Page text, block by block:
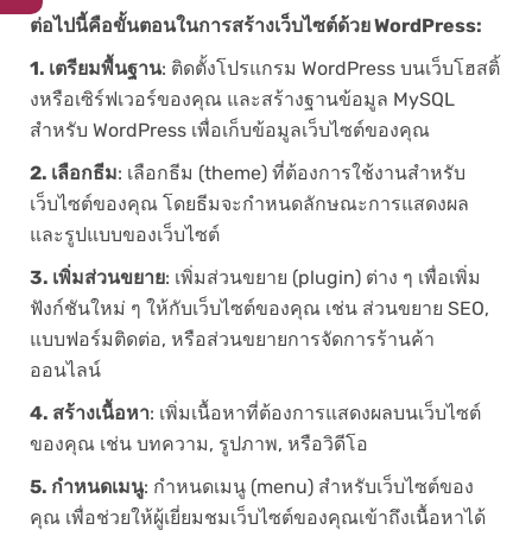
ต่อไปนี้คือขั้นตอนในการสร้างเว็บไซต์ด้วย WordPress:
1. เตรียมพื้นฐาน: ติดตั้งโปรแกรม WordPress บนเว็บโฮสติ้
งหรือเซิร์ฟเวอร์ของคุณ และสร้างฐานข้อมูล MySQL
สำหรับ WordPress เพื่อเก็บข้อมูลเว็บไซต์ของคุณ
2. เลือกธีม: เลือกธีม (theme) ที่ต้องการใช้งานสำหรับ
เว็บไซต์ของคุณ โดยธีมจะกำหนดลักษณะการแสดงผล
และรูปแบบของเว็บไซต์
3. เพิ่มส่วนขยาย: เพิ่มส่วนขยาย (plugin) ต่าง ๆ เพื่อเพิ่ม
ฟังก์ชันใหม่ ๆ ให้กับเว็บไซต์ของคุณ เช่น ส่วนขยาย SEO,
แบบฟอร์มติดต่อ, หรือส่วนขยายการจัดการร้านค้า
ออนไลน์
4. สร้างเนื้อหา: เพิ่มเนื้อหาที่ต้องการแสดงผลบนเว็บไซต์
ของคุณ เช่น บทความ, รูปภาพ, หรือวิดีโอ
5. กำหนดเมนู: กำหนดเมนู (menu) สำหรับเว็บไซต์ของ
คุณ เพื่อช่วยให้ผู้เยี่ยมชมเว็บไซต์ของคุณเข้าถึงเนื้อหาได้